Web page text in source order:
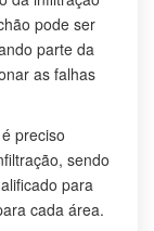
pode ser
parte da
as falhas
preciso
sendo
para
cada área.